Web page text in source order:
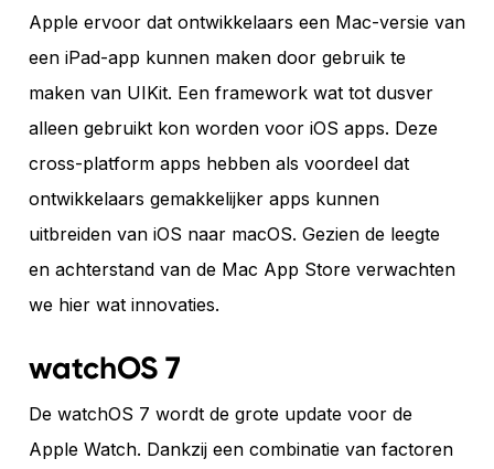
Apple ervoor dat ontwikkelaars een Mac-versie van
een iPad-app kunnen maken door gebruik te
maken van UIKit. Een framework wat tot dusver
alleen gebruikt kon worden voor iOS apps. Deze
cross-platform apps hebben als voordeel dat
ontwikkelaars gemakkelijker apps kunnen
uitbreiden van iOS naar macOS. Gezien de leegte
en achterstand van de Mac App Store verwachten
we hier wat innovaties.
watchOS 7
De watchOS 7 wordt de grote update voor de
Apple Watch. Dankzij een combinatie van factoren